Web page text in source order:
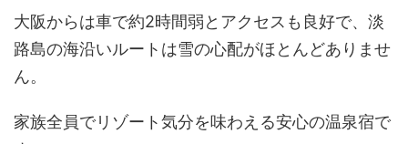
大阪からは車で約2時間弱とアクセスも良好で、淡
路島の海沿いルートは雪の心配がほとんどありませ
ん。
家族全員でリゾート気分を味わえる安心の温泉宿で